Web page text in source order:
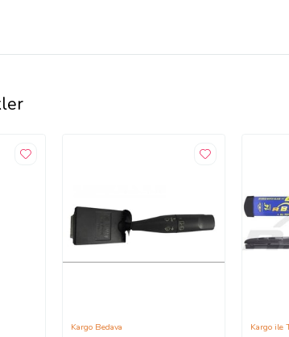
Kargo Bedava Kargo ile